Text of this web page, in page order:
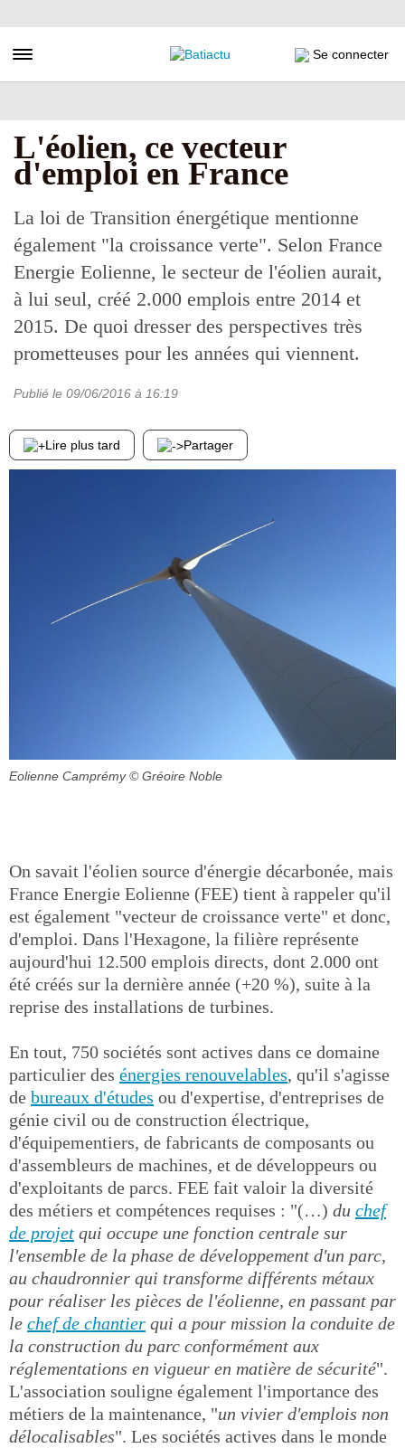
au
principal
Toggle navigation Se connecter
L'éolien, ce vecteur
d'emploi en France
La loi de Transition énergétique mentionne
également "la croissance verte". Selon France
Energie Eolienne, le secteur de l'éolien aurait,
à lui seul, créé 2.000 emplois entre 2014 et
2015. De quoi dresser des perspectives très
prometteuses pour les années qui viennent.
Publié le 09/06/2016 à 16:19
Lire plus tard Partager
Eolienne Camprémy © Gréoire Noble
On savait l'éolien source d'énergie décarbonée, mais
France Energie Eolienne (FEE) tient à rappeler qu'il
est également "vecteur de croissance verte" et donc,
d'emploi. Dans l'Hexagone, la filière représente
aujourd'hui 12.500 emplois directs, dont 2.000 ont
été créés sur la dernière année (+20 %), suite à la
reprise des installations de turbines.
En tout, 750 sociétés sont actives dans ce domaine
particulier des énergies renouvelables, qu'il s'agisse
de bureaux d'études ou d'expertise, d'entreprises de
génie civil ou de construction électrique,
d'équipementiers, de fabricants de composants ou
d'assembleurs de machines, et de développeurs ou
d'exploitants de parcs. FEE fait valoir la diversité
des métiers et compétences requises : "(…) du chef
de projet qui occupe une fonction centrale sur
l'ensemble de la phase de développement d'un parc,
au chaudronnier qui transforme différents métaux
pour réaliser les pièces de l'éolienne, en passant par
le chef de chantier qui a pour mission la conduite de
la construction du parc conformément aux
réglementations en vigueur en matière de sécurité".
L'association souligne également l'importance des
métiers de la maintenance, "un vivier d'emplois non
délocalisables". Les sociétés actives dans le monde